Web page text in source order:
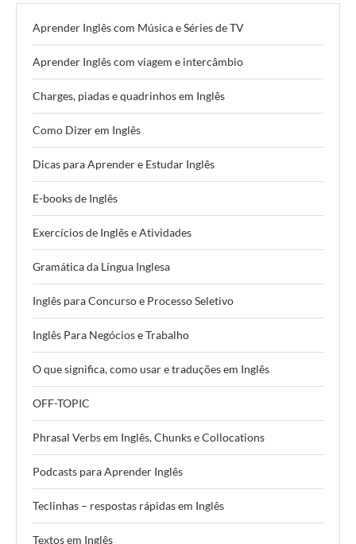
Aprender Inglês com Música e Séries de TV
Aprender Inglês com viagem e intercâmbio
Charges, piadas e quadrinhos em Inglês
Como Dizer em Inglês
Dicas para Aprender e Estudar Inglês
E-books de Inglês
Exercícios de Inglês e Atividades
Gramática da Língua Inglesa
Inglês para Concurso e Processo Seletivo
Inglês Para Negócios e Trabalho
O que significa, como usar e traduções em Inglês
OFF-TOPIC
Phrasal Verbs em Inglês, Chunks e Collocations
Podcasts para Aprender Inglês
Teclinhas – respostas rápidas em Inglês
Textos em Inglês